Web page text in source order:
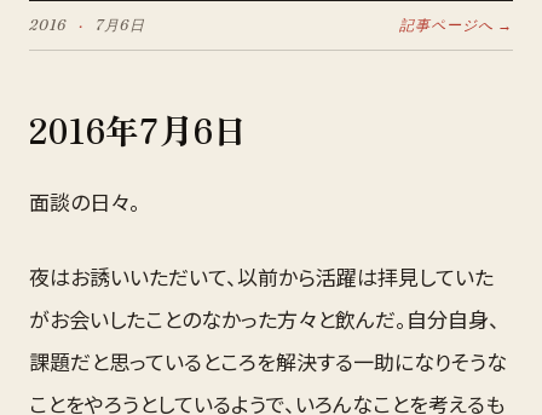
2016 · 7月6日 記事ページへ →
2016年7月6日
面談の日々。
夜はお誘いいただいて、以前から活躍は拝見していた
がお会いしたことのなかった方々と飲んだ。自分自身、
課題だと思っているところを解決する一助になりそうな
ことをやろうとしているようで、いろんなことを考えるも